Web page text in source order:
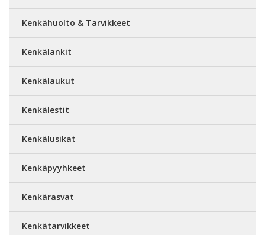
Kenkähuolto & Tarvikkeet
Kenkälankit
Kenkälaukut
Kenkälestit
Kenkälusikat
Kenkäpyyhkeet
Kenkärasvat
Kenkätarvikkeet